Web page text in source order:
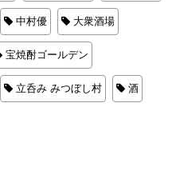
中村優 大衆酒場
宝焼酎ゴールデン
立呑み みつぼし村 酒